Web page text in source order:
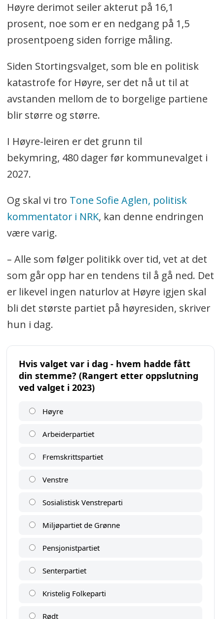
Høyre derimot seiler akterut på 16,1
prosent, noe som er en nedgang på 1,5
prosentpoeng siden forrige måling.
Siden Stortingsvalget, som ble en politisk
katastrofe for Høyre, ser det nå ut til at
avstanden mellom de to borgelige partiene
blir større og større.
I Høyre-leiren er det grunn til
bekymring, 480 dager før kommunevalget i
2027.
Og skal vi tro Tone Sofie Aglen, politisk
kommentator i NRK, kan denne endringen
være varig.
– Alle som følger politikk over tid, vet at det
som går opp har en tendens til å gå ned. Det
er likevel ingen naturlov at Høyre igjen skal
bli det største partiet på høyresiden, skriver
hun i dag.